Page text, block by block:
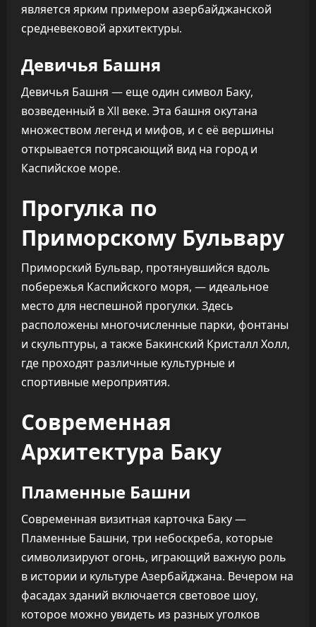
является ярким примером азербайджанской
средневековой архитектуры.
Девичья Башня
Девичья Башня — еще один символ Баку,
возведенный в XII веке. Эта башня окутана
множеством легенд и мифов, и с её вершины
открывается потрясающий вид на город и
Каспийское море.
Прогулка по
Приморскому Бульвару
Приморский Бульвар, протянувшийся вдоль
побережья Каспийского моря, — идеальное
место для неспешной прогулки. Здесь
расположены многочисленные парки, фонтаны
и скульптуры, а также Бакинский Кристалл Холл,
где проходят различные культурные и
спортивные мероприятия.
Современная
Архитектура Баку
Пламенные Башни
Современная визитная карточка Баку —
Пламенные Башни, три небоскреба, которые
символизируют огонь, играющий важную роль
в истории и культуре Азербайджана. Вечером на
фасадах зданий включается световое шоу,
которое можно увидеть из разных уголков